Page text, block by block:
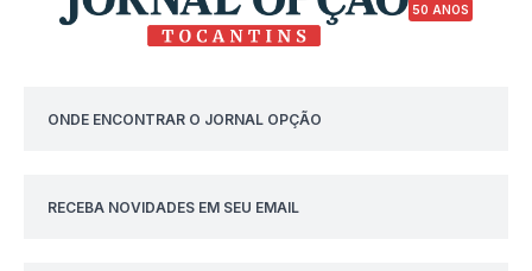
50 ANOS
ONDE ENCONTRAR O JORNAL OPÇÃO
RECEBA NOVIDADES EM SEU EMAIL